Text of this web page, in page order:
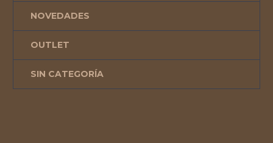
NOVEDADES
OUTLET
SIN CATEGORÍA